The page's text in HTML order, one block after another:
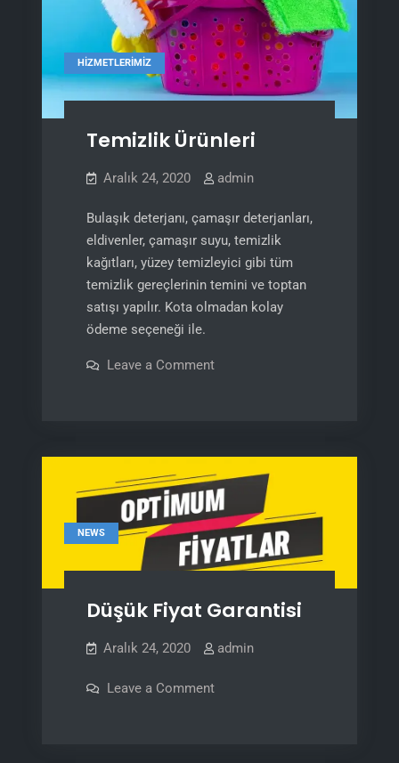
HIZMETLERIMIZ
Temizlik Ürünleri
Aralık 24, 2020 admin
Bulaşık deterjanı, çamaşır deterjanları,
eldivenler, çamaşır suyu, temizlik
kağıtları, yüzey temizleyici gibi tüm
temizlik gereçlerinin temini ve toptan
satışı yapılır. Kota olmadan kolay
ödeme seçeneği ile.
Leave a Commenton
NEWS
Düşük Fiyat Garantisi
Aralık 24, 2020 admin
Leave a Commenton